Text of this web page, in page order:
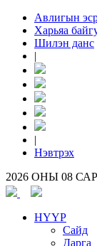
Авлигын
Харьяа
Шилэн данс
|
|
Нэвтрэх
2026 ОНЫ 08
НҮҮР
Сайд
Дарга